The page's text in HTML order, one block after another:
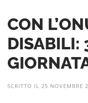
CON
DISABILI:
SCRITTO IL 25 NOVEMBRE